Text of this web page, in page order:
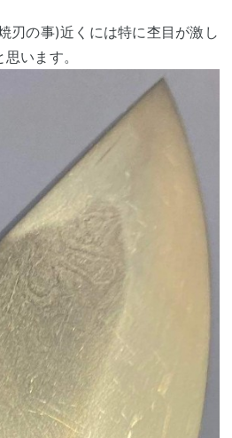
刃の事)近くには特に杢目が激し
います。